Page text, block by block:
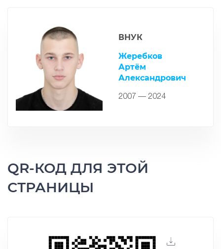
ВНУК
Жеребков
Артём
Александрович
2007 — 2024
QR-КОД ДЛЯ ЭТОЙ
СТРАНИЦЫ